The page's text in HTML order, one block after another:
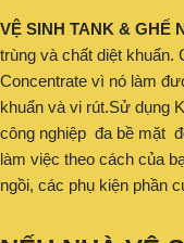
VỆ SINH TANK & GHẾ
trùng và chất diệt khuẩn.
Concentrate vì nó làm
khuẩn và vi rút.Sử dụng
công nghiệp đa bề mặt
làm việc theo cách của
ngồi, các phụ kiện phần